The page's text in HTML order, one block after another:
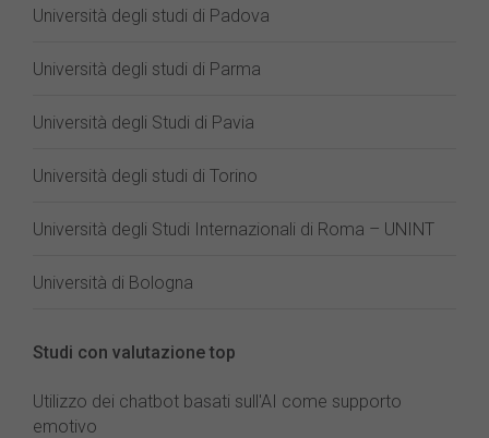
Università degli studi di Padova
Università degli studi di Parma
Università degli Studi di Pavia
Università degli studi di Torino
Università degli Studi Internazionali di Roma – UNINT
Università di Bologna
Studi con valutazione top
Utilizzo dei chatbot basati sull'AI come supporto
emotivo